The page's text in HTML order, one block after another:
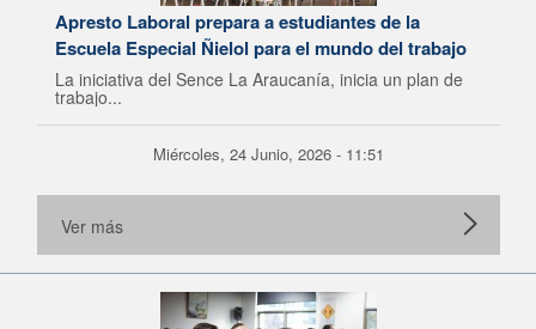
Apresto Laboral prepara a estudiantes de la
Escuela Especial Ñielol para el mundo del trabajo
La iniciativa del Sence La Araucanía, inicia un plan de
trabajo...
Miércoles, 24 Junio, 2026 - 11:51
Ver más